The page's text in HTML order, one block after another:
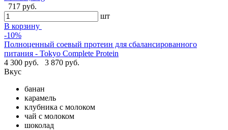
717 руб.
шт
В корзину
-10%
Полноценный соевый протеин для сбалансированного
питания - Tokyo Complete Protein
4 300 руб.
3 870 руб.
Вкус
банан
карамель
клубника с молоком
чай с молоком
шоколад